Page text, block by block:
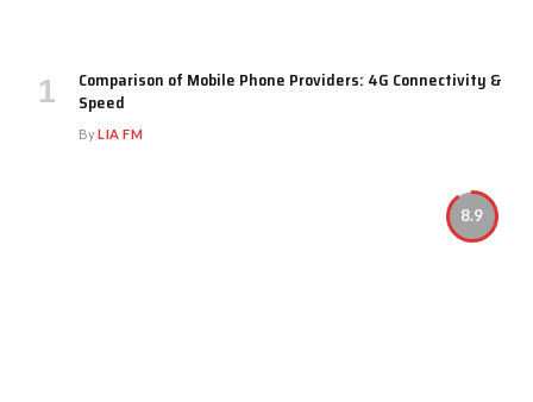
Comparison of Mobile Phone Providers: 4G Connectivity &
Speed
ByLIA FM
8.9